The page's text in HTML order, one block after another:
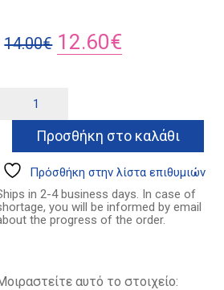
14.00€ Original
14.00€.
12.60€
είναι:
12.60€.
καπιταλισμός
ποσότηταΠροσθήκη στο καλάθι
Πρόσθήκη στην λίστα επιθυμιών
in 2-4 business days. In case of
you will be informed by email
the progress of the order.
αυτό το στοιχείο: